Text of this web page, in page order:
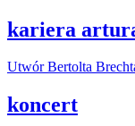
kariera
UtwórBertolta
koncert